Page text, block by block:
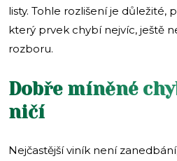
listy. Tohle rozlišení je důležité,
který prvek chybí nejvíc, ještě
rozboru.
Dobře míněné
ničí
Nejčastější viník není